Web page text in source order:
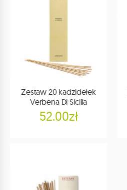
Zestaw 20 kadzidełek
Verbena Di Sicilia
52.00zł